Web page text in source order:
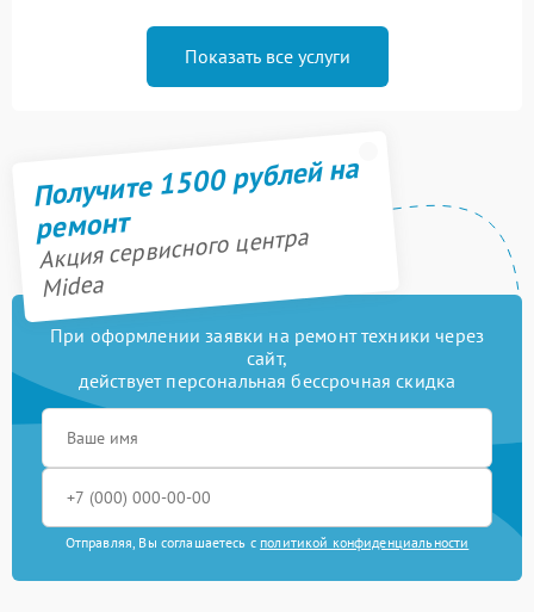
Показать все услуги
Получите 1500 рублей на
ремонт
Акция сервисного центра
Midea
При оформлении заявки на ремонт техники через
сайт,
действует персональная бессрочная скидка
Отправляя, Вы соглашаетесь с политикой конфиденциальности